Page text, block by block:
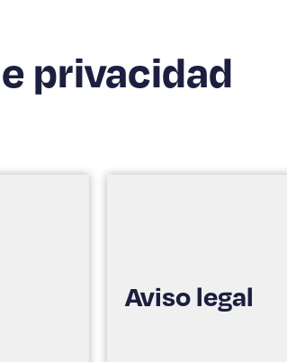
privacidad
Aviso legal